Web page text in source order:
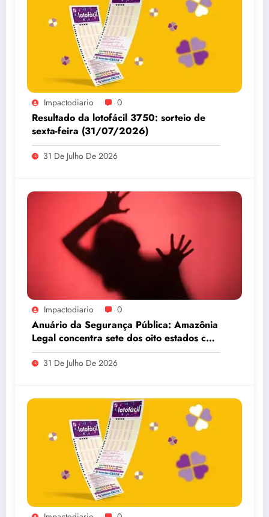
Impactodiario 0
Resultado da lotofácil 3750: sorteio de
sexta-feira (31/07/2026)
31 De Julho De 2026
Impactodiario 0
Anuário da Segurança Pública: Amazônia
Legal concentra sete dos oito estados com
maiores taxas de estupro do país
31 De Julho De 2026